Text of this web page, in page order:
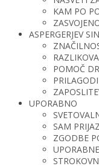
KAM PO
ASPERGERJEV
POMOČ
UPORABNO
SAM
ZGODBE